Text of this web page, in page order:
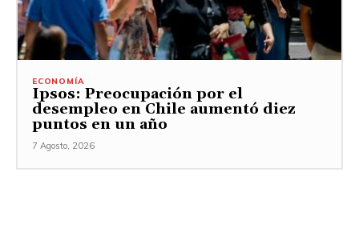
ECONOMÍA
Ipsos: Preocupación por el
desempleo en Chile aumentó diez
puntos en un año
7 Agosto, 2026